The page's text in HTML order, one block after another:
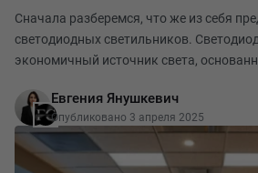
Сначала разберемся, что же из себя
светодиодных светильников.
экономичный источник света,
декоративного освещения. Конструктивн
Евгения Янушкевич
Опубликовано 3 апреля 2025